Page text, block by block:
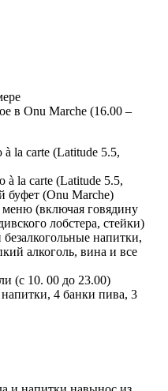
в Onu Marche (16.00 –
la carte (Latitude 5.5,
la carte (Latitude 5.5,
буфет (Onu Marche)
(включая говядину
лобстера, стейки)
напитки,
алкоголь, вина и все
(с 10. 00 до 23.00)
4 банки пива, 3